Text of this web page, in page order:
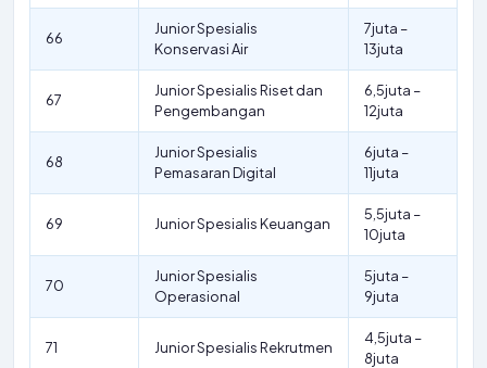
66
Junior Spesialis
Konservasi Air
7juta –
13juta
67
Junior Spesialis Riset dan
Pengembangan
6,5juta –
12juta
68
Junior Spesialis
Pemasaran Digital
6juta –
11juta
69 Junior Spesialis Keuangan
5,5juta –
10juta
70
Junior Spesialis
Operasional
5juta –
9juta
71 Junior Spesialis Rekrutmen
4,5juta –
8juta